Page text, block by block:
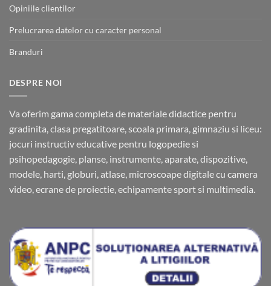
Opiniile clientilor
Prelucrarea datelor cu caracter personal
Branduri
DESPRE NOI
Va oferim gama completa de materiale didactice pentru
gradinita, clasa pregatitoare, scoala primara, gimnaziu si liceu:
jocuri instructiv educative pentru logopedie si
psihopedagogie, planse, instrumente, aparate, dispozitive,
modele, harti, globuri, atlase, microscoape digitale cu camera
video, ecrane de proiectie, echipamente sport si multimedia.